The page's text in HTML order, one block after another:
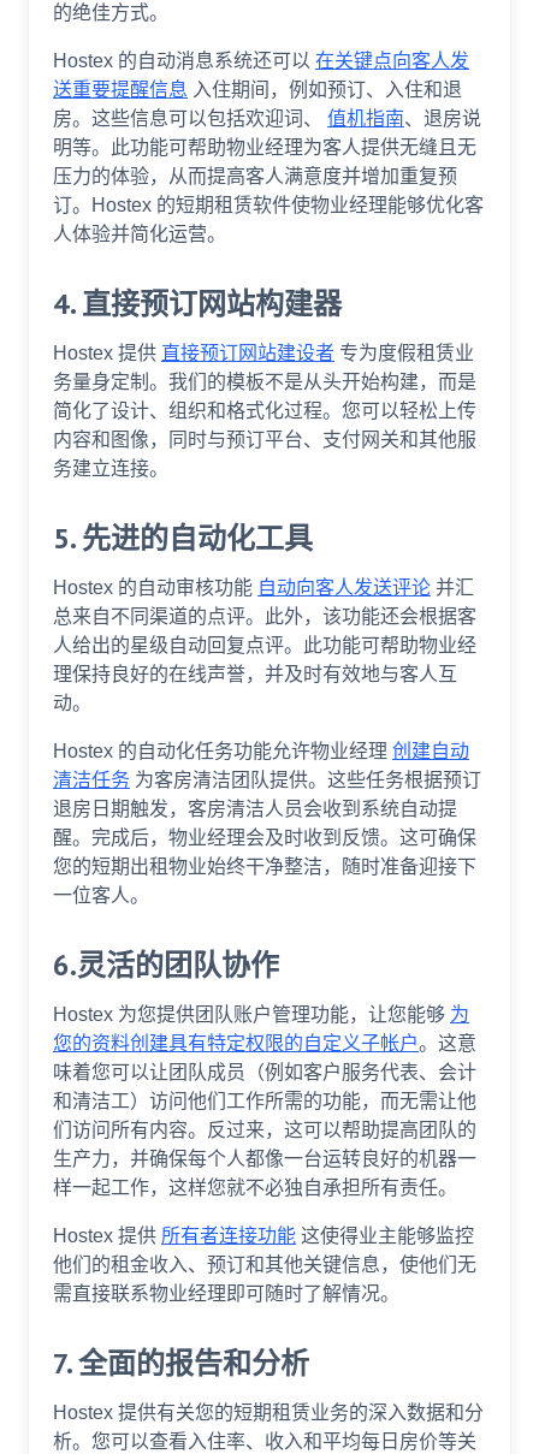
的绝佳方式。
Hostex 的自动消息系统还可以 在关键点向客人发
送重要提醒信息 入住期间，例如预订、入住和退
房。这些信息可以包括欢迎词、 值机指南、退房说
明等。此功能可帮助物业经理为客人提供无缝且无
压力的体验，从而提高客人满意度并增加重复预
订。Hostex 的短期租赁软件使物业经理能够优化客
人体验并简化运营。
4. 直接预订网站构建器
Hostex 提供 直接预订网站建设者 专为度假租赁业
务量身定制。我们的模板不是从头开始构建，而是
简化了设计、组织和格式化过程。您可以轻松上传
内容和图像，同时与预订平台、支付网关和其他服
务建立连接。
5. 先进的自动化工具
Hostex 的自动审核功能 自动向客人发送评论 并汇
总来自不同渠道的点评。此外，该功能还会根据客
人给出的星级自动回复点评。此功能可帮助物业经
理保持良好的在线声誉，并及时有效地与客人互
动。
Hostex 的自动化任务功能允许物业经理 创建自动
清洁任务 为客房清洁团队提供。这些任务根据预订
退房日期触发，客房清洁人员会收到系统自动提
醒。完成后，物业经理会及时收到反馈。这可确保
您的短期出租物业始终干净整洁，随时准备迎接下
一位客人。
6.灵活的团队协作
Hostex 为您提供团队账户管理功能，让您能够 为
您的资料创建具有特定权限的自定义子帐户。这意
味着您可以让团队成员（例如客户服务代表、会计
和清洁工）访问他们工作所需的功能，而无需让他
们访问所有内容。反过来，这可以帮助提高团队的
生产力，并确保每个人都像一台运转良好的机器一
样一起工作，这样您就不必独自承担所有责任。
Hostex 提供 所有者连接功能 这使得业主能够监控
他们的租金收入、预订和其他关键信息，使他们无
需直接联系物业经理即可随时了解情况。
7. 全面的报告和分析
Hostex 提供有关您的短期租赁业务的深入数据和分
析。您可以查看入住率、收入和平均每日房价等关